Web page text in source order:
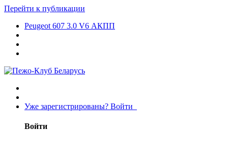
Перейти к публикации
Peugeot 607 3.0 V6 АКПП
Уже зарегистрированы? Войти
Войти